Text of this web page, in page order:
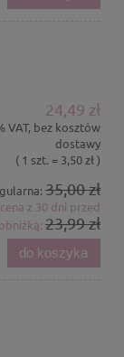
24,49 zł
VAT, bez kosztów
dostawy
( 1 szt. = 3,50 zł )
35,00 zł
z 30 dni przed
obniżką: 23,99 zł
do koszyka